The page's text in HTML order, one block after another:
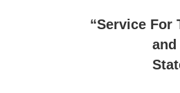
“Service For